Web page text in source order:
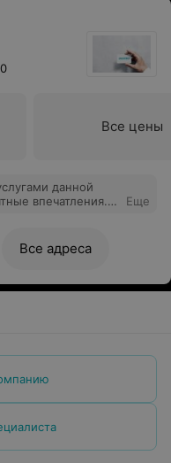
Все цены
данной
Еще
Все адреса